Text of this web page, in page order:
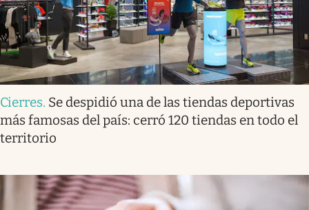
Cierres. Se despidió una de las tiendas deportivas
más famosas del país: cerró 120 tiendas en todo el
territorio